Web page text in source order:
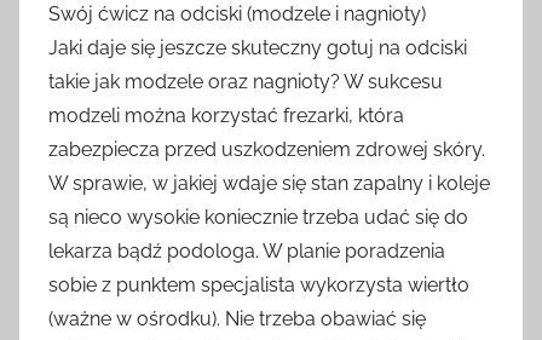
Swój ćwicz na odciski (modzele i nagnioty)
Jaki daje się jeszcze skuteczny gotuj na odciski
takie jak modzele oraz nagnioty? W sukcesu
modzeli można korzystać frezarki, która
zabezpiecza przed uszkodzeniem zdrowej skóry.
W sprawie, w jakiej wdaje się stan zapalny i koleje
są nieco wysokie koniecznie trzeba udać się do
lekarza bądź podologa. W planie poradzenia
sobie z punktem specjalista wykorzysta wiertło
(ważne w ośrodku). Nie trzeba obawiać się